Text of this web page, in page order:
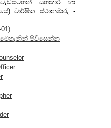
සහකාර හා
වාර්ෂික ස්ථානමාරු -
01)
මෙතැනින් පිවිසෙන්න